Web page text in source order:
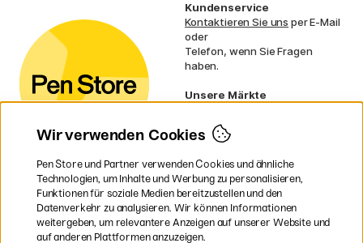
Kundenservice
Kontaktieren Sie uns per E-Mail
oder
Telefon, wenn Sie Fragen
haben.
Unsere Märkte
Norwegen
Dänemark
Frankreich
Irland
Niederlande
UK
EU
Wir verwenden Cookies
Pen Store und Partner verwenden Cookies und ähnliche
Technologien, um Inhalte und Werbung zu personalisieren,
Funktionen für soziale Medien bereitzustellen und den
Datenverkehr zu analysieren. Wir können Informationen
weitergeben, um relevantere Anzeigen auf unserer Website und
auf anderen Plattformen anzuzeigen.